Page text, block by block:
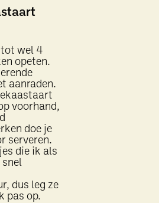
wel 4
opeten.
aanraden.
voorhand,
doe je
serveren.
die ik als
dus leg ze
pas op.